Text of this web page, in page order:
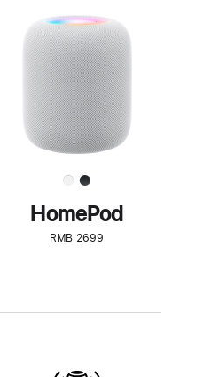
步
了
解
HomePod<
HomePod
RMB 2699